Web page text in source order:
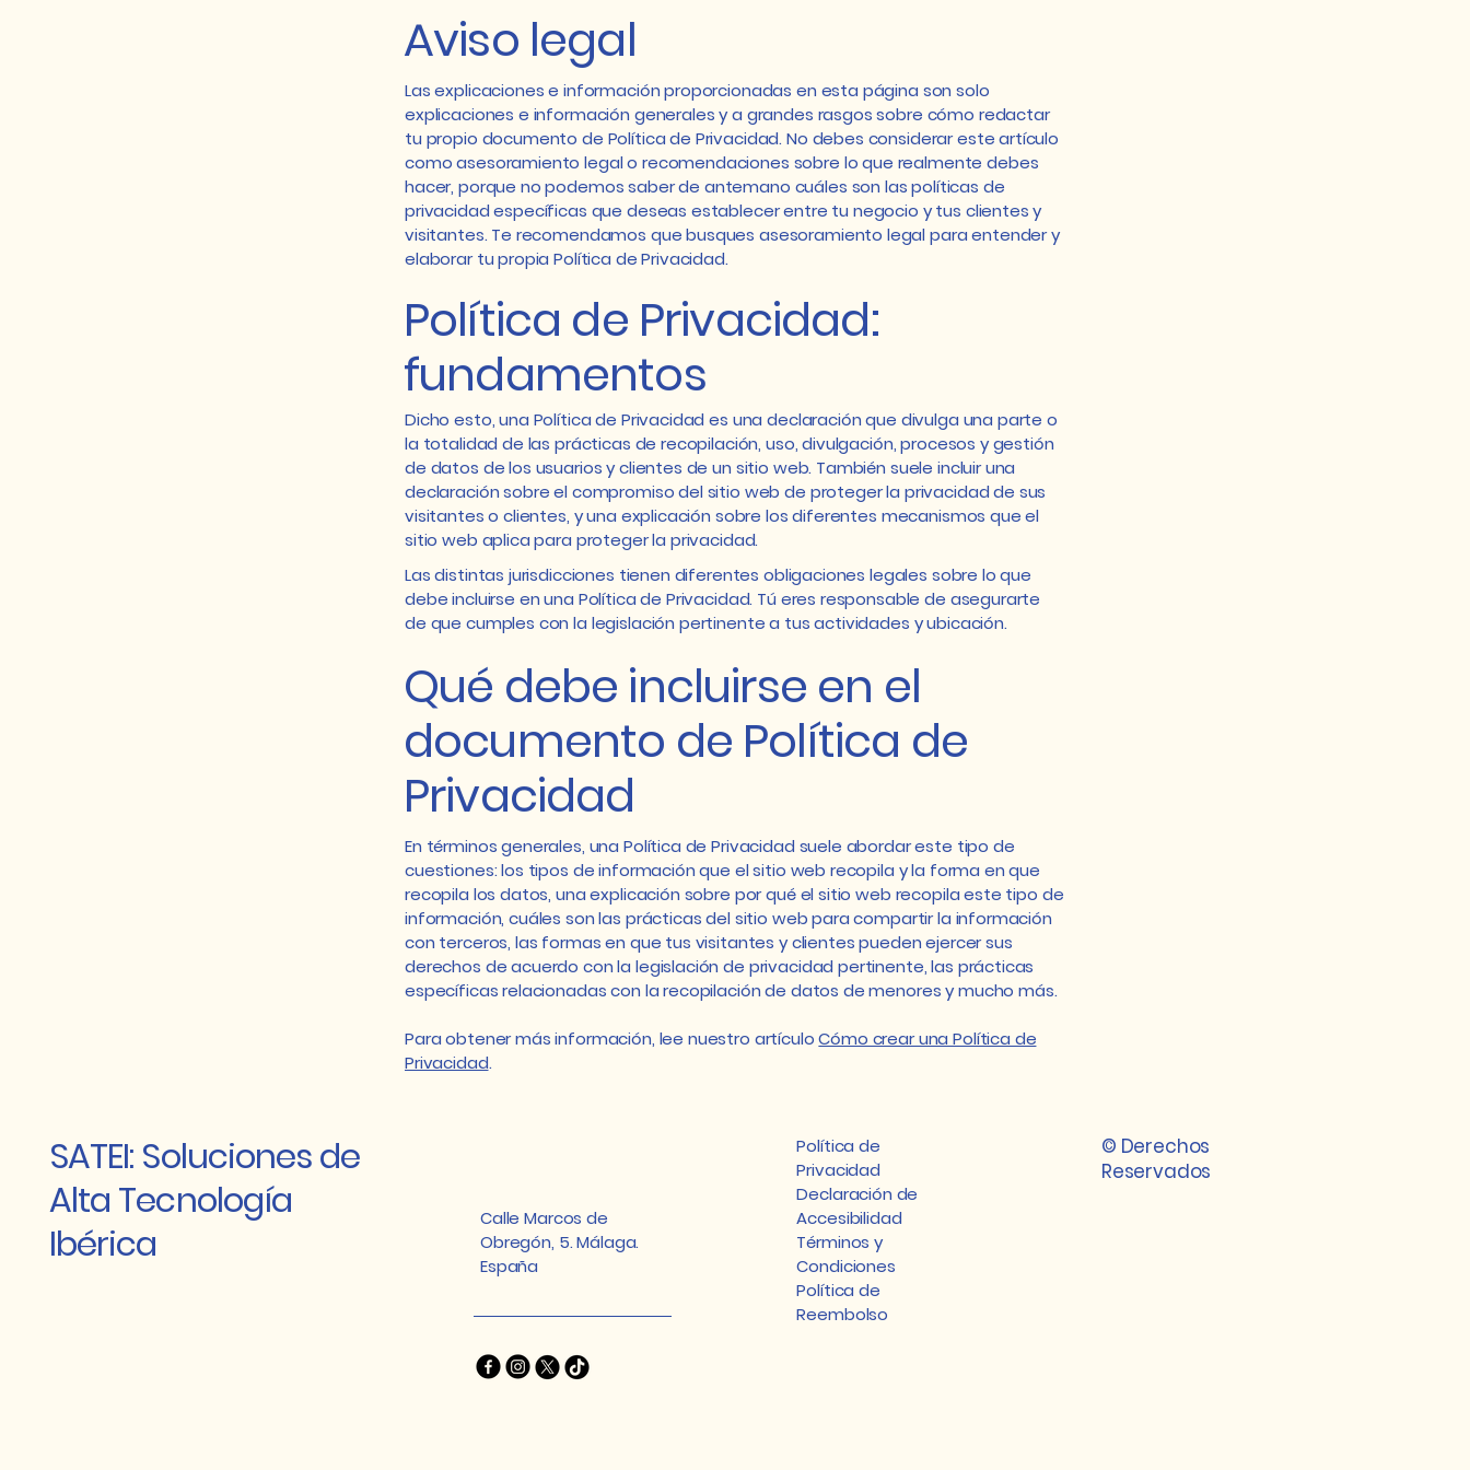
Aviso legal
Las explicaciones e información proporcionadas en esta página son solo
explicaciones e información generales y a grandes rasgos sobre cómo redactar
tu propio documento de Política de Privacidad. No debes considerar este artículo
como asesoramiento legal o recomendaciones sobre lo que realmente debes
hacer, porque no podemos saber de antemano cuáles son las políticas de
privacidad específicas que deseas establecer entre tu negocio y tus clientes y
visitantes. Te recomendamos que busques asesoramiento legal para entender y
elaborar tu propia Política de Privacidad.
Política de Privacidad:
fundamentos
Dicho esto, una Política de Privacidad es una declaración que divulga una parte o
la totalidad de las prácticas de recopilación, uso, divulgación, procesos y gestión
de datos de los usuarios y clientes de un sitio web. También suele incluir una
declaración sobre el compromiso del sitio web de proteger la privacidad de sus
visitantes o clientes, y una explicación sobre los diferentes mecanismos que el
sitio web aplica para proteger la privacidad.
Las distintas jurisdicciones tienen diferentes obligaciones legales sobre lo que
debe incluirse en una Política de Privacidad. Tú eres responsable de asegurarte
de que cumples con la legislación pertinente a tus actividades y ubicación.
Qué debe incluirse en el
documento de Política de
Privacidad
En términos generales, una Política de Privacidad suele abordar este tipo de
cuestiones: los tipos de información que el sitio web recopila y la forma en que
recopila los datos, una explicación sobre por qué el sitio web recopila este tipo de
información, cuáles son las prácticas del sitio web para compartir la información
con terceros, las formas en que tus visitantes y clientes pueden ejercer sus
derechos de acuerdo con la legislación de privacidad pertinente, las prácticas
específicas relacionadas con la recopilación de datos de menores y mucho más.
Para obtener más información, lee nuestro artículoCómo crear una Política de
Privacidad.
SATEI: Soluciones de
Alta Tecnología
Ibérica
Calle Marcos de
Obregón, 5. Málaga.
España
Política de
Privacidad
Declaración de
Accesibilidad
Términos y
Condiciones
Política de
Reembolso
© Derechos
Reservados